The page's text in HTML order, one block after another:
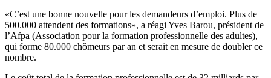
«C’est une bonne nouvelle pour les demandeurs d’emploi. Plus de
500.000 attendent des formations», a réagi Yves Barou, président de
l’Afpa (Association pour la formation professionnelle des adultes),
qui forme 80.000 chômeurs par an et serait en mesure de doubler ce
nombre.